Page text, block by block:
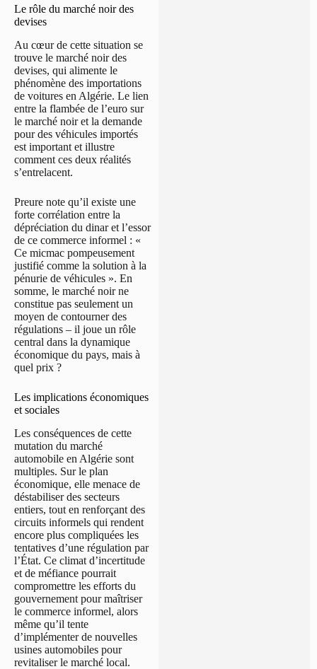
Le rôle du marché noir des
devises
Au cœur de cette situation se
trouve le marché noir des
devises, qui alimente le
phénomène des importations
de voitures en Algérie. Le lien
entre la flambée de l’euro sur
le marché noir et la demande
pour des véhicules importés
est important et illustre
comment ces deux réalités
s’entrelacent.
Preure note qu’il existe une
forte corrélation entre la
dépréciation du dinar et l’essor
de ce commerce informel : «
Ce micmac pompeusement
justifié comme la solution à la
pénurie de véhicules ». En
somme, le marché noir ne
constitue pas seulement un
moyen de contourner des
régulations – il joue un rôle
central dans la dynamique
économique du pays, mais à
quel prix ?
Les implications économiques
et sociales
Les conséquences de cette
mutation du marché
automobile en Algérie sont
multiples. Sur le plan
économique, elle menace de
déstabiliser des secteurs
entiers, tout en renforçant des
circuits informels qui rendent
encore plus compliquées les
tentatives d’une régulation par
l’État. Ce climat d’incertitude
et de méfiance pourrait
compromettre les efforts du
gouvernement pour maîtriser
le commerce informel, alors
même qu’il tente
d’implémenter de nouvelles
usines automobiles pour
revitaliser le marché local.